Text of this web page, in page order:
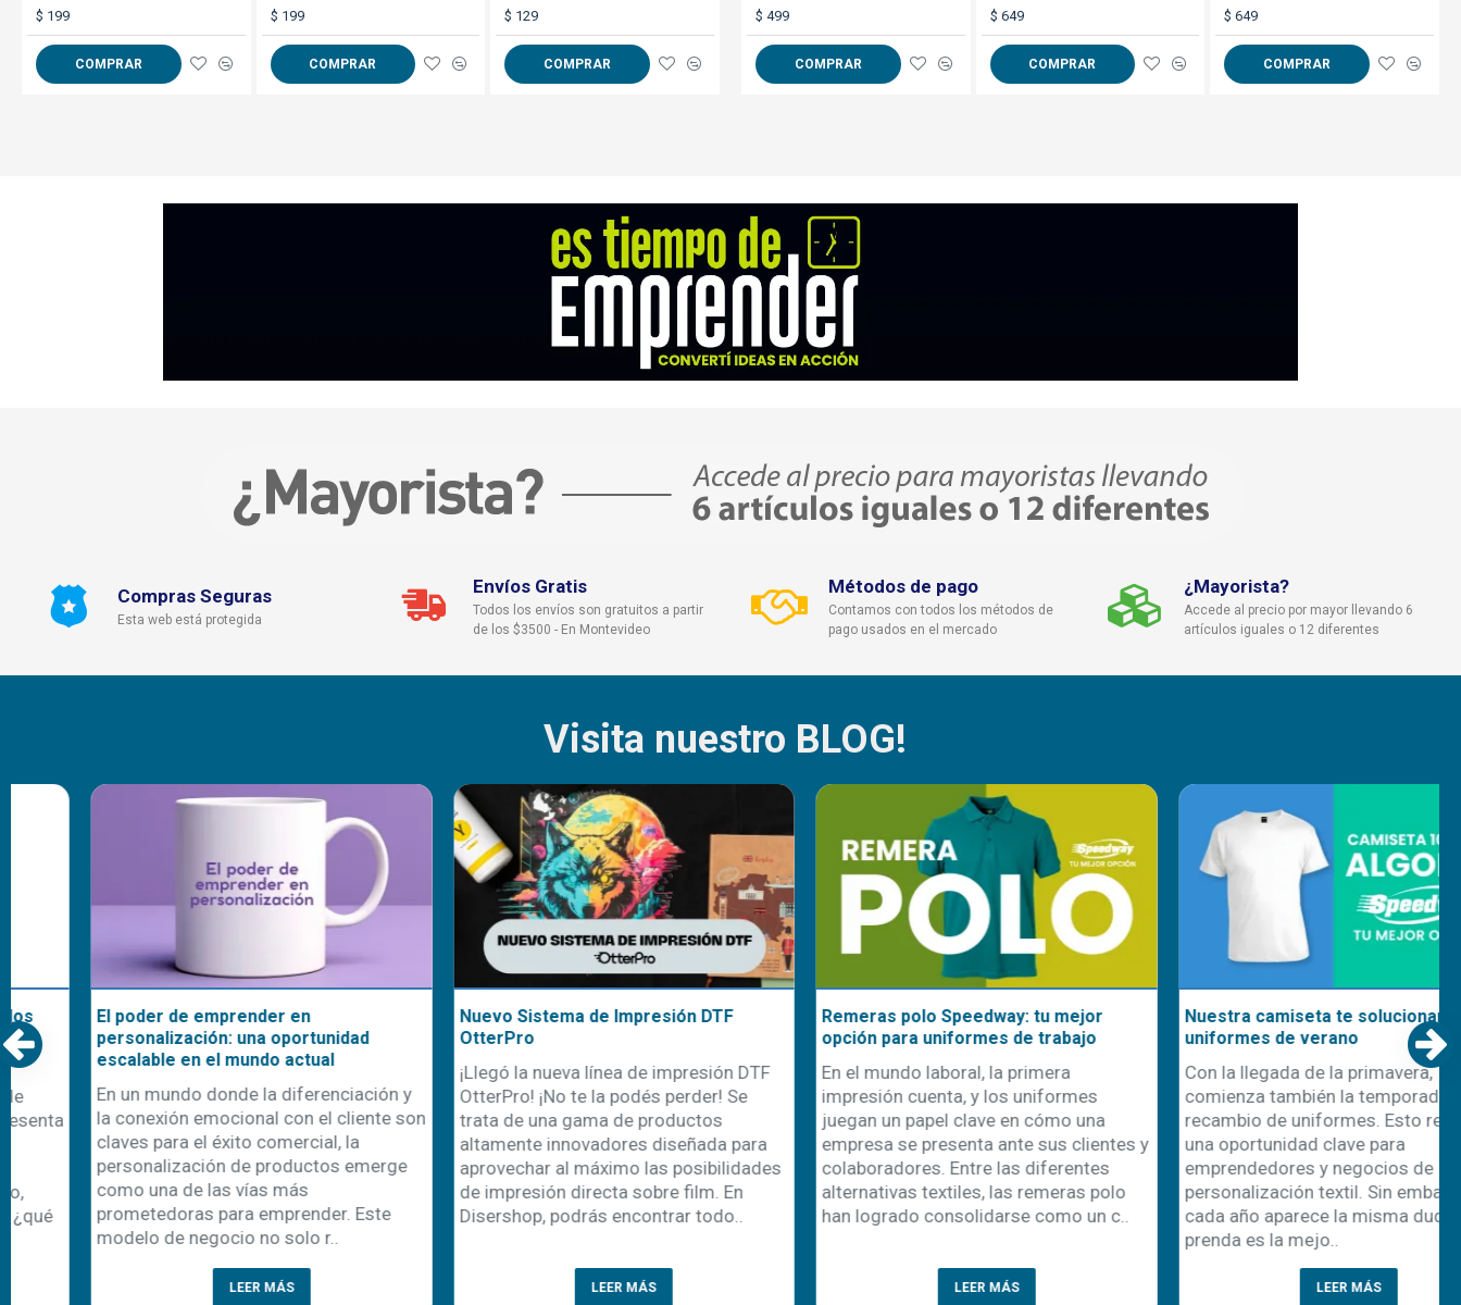
$ 199
COMPRAR
$ 199
COMPRAR
$ 129
COMPRAR
$ 49
COMPRAR
$ 729
COMPRAR
$ 499
COMPRAR
$ 649
COMPRAR
$ 649
COMPRAR
Compras Seguras
Esta web está protegida
Envíos Gratis
Todos los envíos son gratuitos a partir
de los $3500 - En Montevideo
Métodos de pago
Contamos con todos los métodos de
pago usados en el mercado
¿Mayorista?
Accede al precio por mayor llevando 6
artículos iguales o 12 diferentes
Visita nuestro BLOG!
Remeras polo Speedway: tu mejor
opción para uniformes de trabajo
En el mundo laboral, la primera
impresión cuenta, y los uniformes
juegan un papel clave en cómo una
empresa se presenta ante sus clientes y
colaboradores. Entre las diferentes
alternativas textiles, las remeras polo
han logrado consolidarse como un c..
Nuestra camiseta te solucionará los
uniformes de verano
Con la llegada de la primavera,
comienza también la temporada de
recambio de uniformes. Esto representa
una oportunidad clave para
emprendedores y negocios de
personalización textil. Sin embargo,
cada año aparece la misma duda: ¿qué
El poder de emprender en
personalización: una oportunidad
En un mundo donde la diferenciación y
la conexión emocional con el cliente son
claves para el éxito comercial, la
personalización de productos emerge
como una de las vías más
prometedoras para emprender. Este
Nuevo Sistema de Impresión DTF
¡Llegó la nueva línea de impresión DTF
OtterPro! ¡No te la podés perder! Se
trata de una gama de productos
altamente innovadores diseñada para
aprovechar al máximo las posibilidades
de impresión directa sobre film. En
Disershop, podrás encontrar todo..